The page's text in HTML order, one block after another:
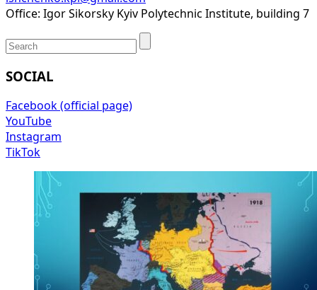
Office: Igor Sikorsky Kyiv Polytechnic Institute, building 7
SOCIAL
Facebook (official page)
YouTube
Instagram
TikTok